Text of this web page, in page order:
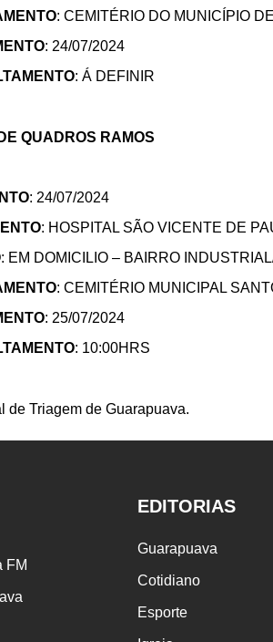
: CEMITÉRIO DO MUNICÍPIO
: 24/07/2024
: Á DEFINIR
QUADROS RAMOS
: 24/07/2024
: HOSPITAL SÃO VICENTE DE
: EM DOMICILIO – BAIRRO
: CEMITÉRIO MUNICIPAL
: 25/07/2024
: 10:00HRS
de Triagem de Guarapuava.
FM
EDITORIAS
Guarapuava
Cotidiano
Esporte